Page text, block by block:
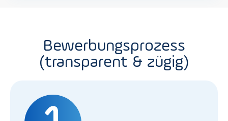
Bewerbungsprozess
(transparent & zügig)